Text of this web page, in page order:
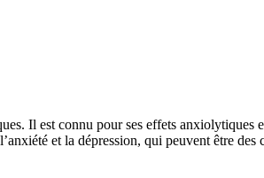
Il est connu pour ses effets anxiolytiques
et la dépression, qui peuvent être des